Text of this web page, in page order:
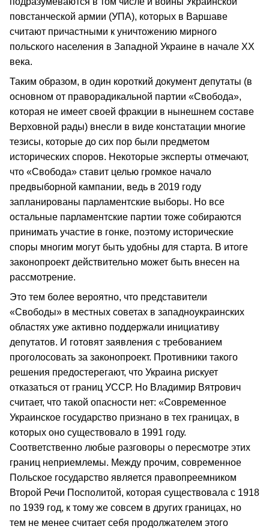
повстанческой армии (УПА), которых в Варшаве
считают причастными к уничтожению мирного
польского населения в Западной Украине в начале ХХ
века.
Таким образом, в один короткий документ депутаты (в
основном от праворадикальной партии «Свобода»,
которая не имеет своей фракции в нынешнем составе
Верховной рады) внесли в виде констатации многие
тезисы, которые до сих пор были предметом
исторических споров. Некоторые эксперты отмечают,
что «Свобода» ставит целью громкое начало
предвыборной кампании, ведь в 2019 году
запланированы парламентские выборы. Но все
остальные парламентские партии тоже собираются
принимать участие в гонке, поэтому исторические
споры многим могут быть удобны для старта. В итоге
законопроект действительно может быть внесен на
рассмотрение.
Это тем более вероятно, что представители
«Свободы» в местных советах в западноукраинских
областях уже активно поддержали инициативу
депутатов. И готовят заявления с требованием
проголосовать за законопроект. Противники такого
решения предостерегают, что Украина рискует
отказаться от границ УССР. Но Владимир Вятрович
считает, что такой опасности нет: «Современное
Украинское государство признано в тех границах, в
которых оно существовало в 1991 году.
Соответственно любые разговоры о пересмотре этих
границ неприемлемы. Между прочим, современное
Польское государство является правопреемником
Второй Речи Посполитой, которая существовала с 1918
по 1939 год, к тому же совсем в других границах, но
тем не менее считает себя продолжателем этого